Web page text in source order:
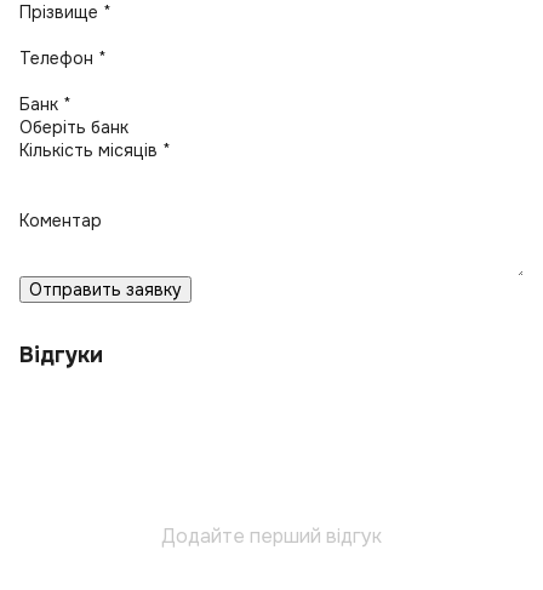
Прізвище *
Телефон *
Банк *
Кількість місяців *
Коментар
Отправить заявку
Відгуки
Додайте перший відгук